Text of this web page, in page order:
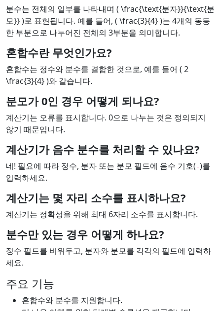
분수는 전체의 일부를 나타내며 ( \frac{\text{분자}}{\text{분
모}} )로 표현됩니다. 예를 들어, ( \frac{3}{4} )는 4개의 동등
한 부분으로 나누어진 전체의 3부분을 의미합니다.
혼합수란 무엇인가요?
혼합수는 정수와 분수를 결합한 것으로, 예를 들어 ( 2
\frac{3}{4} )와 같습니다.
분모가 0인 경우 어떻게 되나요?
계산기는 오류를 표시합니다. 0으로 나누는 것은 정의되지
않기 때문입니다.
계산기가 음수 분수를 처리할 수 있나요?
네! 필요에 따라 정수, 분자 또는 분모 필드에 음수 기호(-)를
입력하세요.
계산기는 몇 자리 소수를 표시하나요?
계산기는 정확성을 위해 최대 6자리 소수를 표시합니다.
분수만 있는 경우 어떻게 하나요?
정수 필드를 비워두고, 분자와 분모를 각각의 필드에 입력하
세요.
주요 기능
혼합수와 분수를 지원합니다.